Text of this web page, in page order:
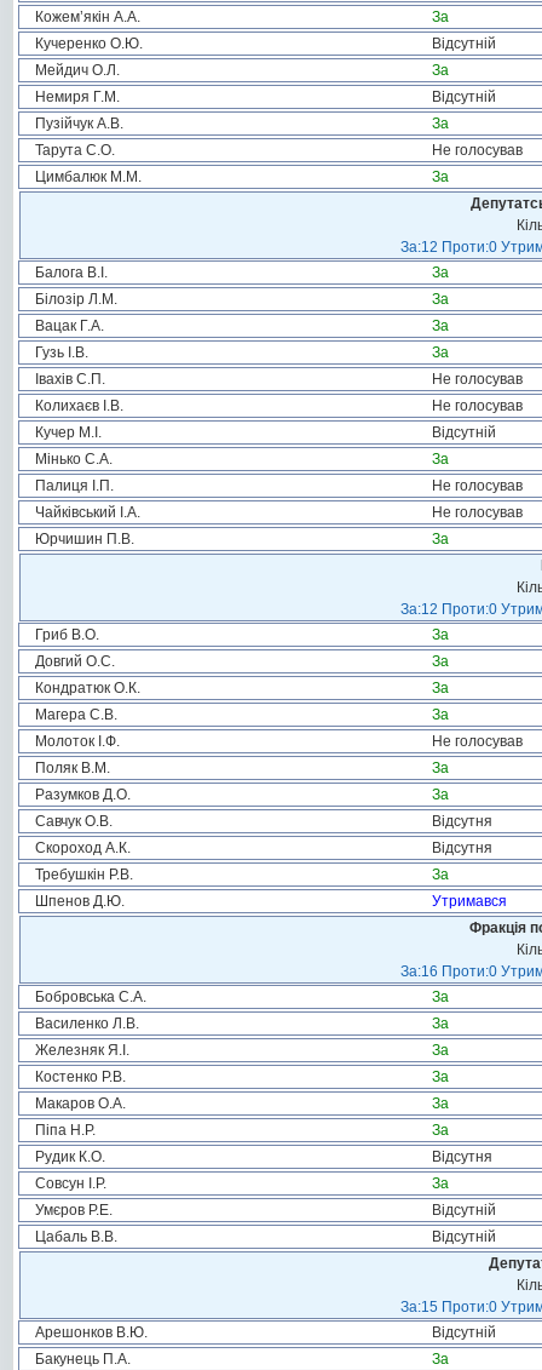
Кожем’якін А.А.
За
Кучеренко О.Ю.
Відсутній
Мейдич О.Л.
За
Немиря Г.М.
Відсутній
Пузійчук А.В.
За
Тарута С.О.
Не голосував
Цимбалюк М.М.
За
За:12 Проти:0
Балога В.І.
За
Білозір Л.М.
За
Вацак Г.А.
За
Гузь І.В.
За
Івахів С.П.
Не голосував
Колихаєв І.В.
Не голосував
Кучер М.І.
Відсутній
Мінько С.А.
За
Палиця І.П.
Не голосував
Чайківський І.А.
Не голосував
Юрчишин П.В.
За
За:12 Проти:0
Гриб В.О.
За
Довгий О.С.
За
Кондратюк О.К.
За
Магера С.В.
За
Молоток І.Ф.
Не голосував
Поляк В.М.
За
Разумков Д.О.
За
Савчук О.В.
Відсутня
Скороход А.К.
Відсутня
Требушкін Р.В.
За
Шпенов Д.Ю.
Утримався
Фракція
За:16 Проти:0
Бобровська С.А.
За
Василенко Л.В.
За
Железняк Я.І.
За
Костенко Р.В.
За
Макаров О.А.
За
Піпа Н.Р.
За
Рудик К.О.
Відсутня
Совсун І.Р.
За
Умєров Р.Е.
Відсутній
Цабаль В.В.
Відсутній
За:15 Проти:0
Арешонков В.Ю.
Відсутній
Бакунець П.А.
За